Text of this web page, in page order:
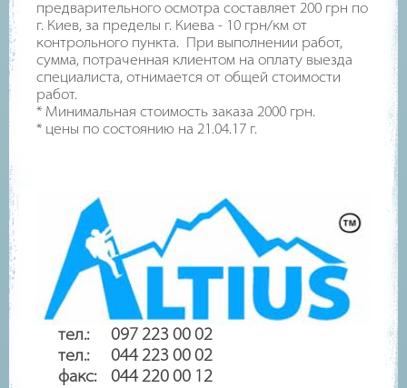
предварительного осмотра составляет 200 грн по
г. Киев, за пределы г. Киева - 10 грн/км от
контрольного пункта. При выполнении работ,
сумма, потраченная клиентом на оплату выезда
специалиста, отнимается от общей стоимости
работ.
* Минимальная стоимость заказа 2000 грн.
* цены по состоянию на 21.04.17 г.
тел.: 097 223 00 02
тел.: 044 223 00 02
факс: 044 220 00 12